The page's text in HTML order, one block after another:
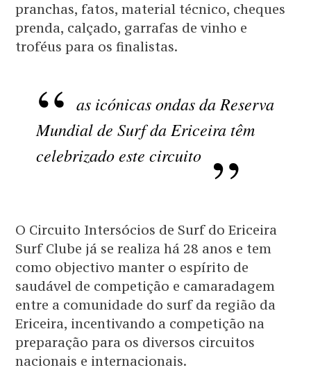
pranchas, fatos, material técnico, cheques
prenda, calçado, garrafas de vinho e
troféus para os finalistas.
as icónicas ondas da Reserva
Mundial de Surf da Ericeira têm
celebrizado este circuito
O Circuito Intersócios de Surf do Ericeira
Surf Clube já se realiza há 28 anos e tem
como objectivo manter o espírito de
saudável de competição e camaradagem
entre a comunidade do surf da região da
Ericeira, incentivando a competição na
preparação para os diversos circuitos
nacionais e internacionais.